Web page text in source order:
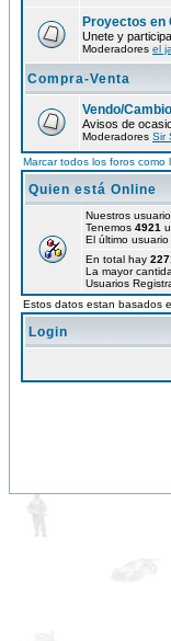
Proyectos en
Unete y participa
Moderadores el
Compra-Venta
Vendo/
Avisos de
Moderadores Sir
Marcar todos los foros como
Quien está Online
Nuestros
Tenemos 4921
El último
En total hay
La mayor
Usuarios
Estos datos estan basados
Login